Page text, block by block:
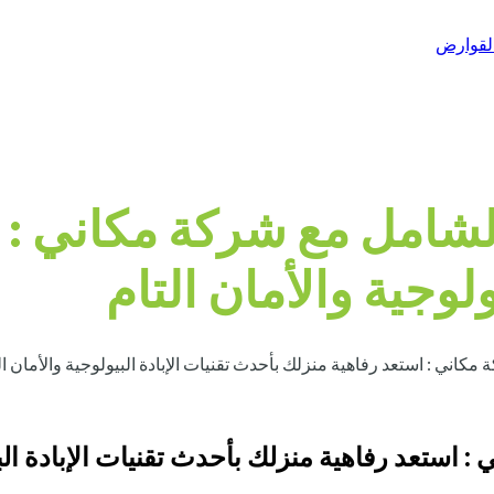
مع شركة مكاني :
والأمان التام
: استعد رفاهية منزلك بأحدث تقنيات الإبادة البيولوجية والأمان
رفاهية منزلك بأحدث تقنيات الإبادة